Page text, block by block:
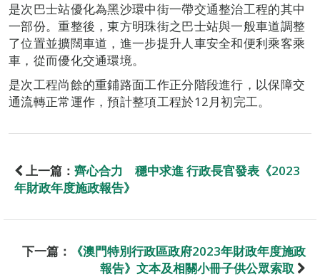
是次巴士站優化為黑沙環中街一帶交通整治工程的其中
一部份。重整後，東方明珠街之巴士站與一般車道調整
了位置並擴闊車道，進一步提升人車安全和便利乘客乘
車，從而優化交通環境。
是次工程尚餘的重鋪路面工作正分階段進行，以保障交
通流轉正常運作，預計整項工程於12月初完工。
上一篇： 齊心合力 穩中求進 行政長官發表《2023
年財政年度施政報告》
下一篇：
《澳門特別行政區政府2023年財政年度施政
報告》文本及相關小冊子供公眾索取